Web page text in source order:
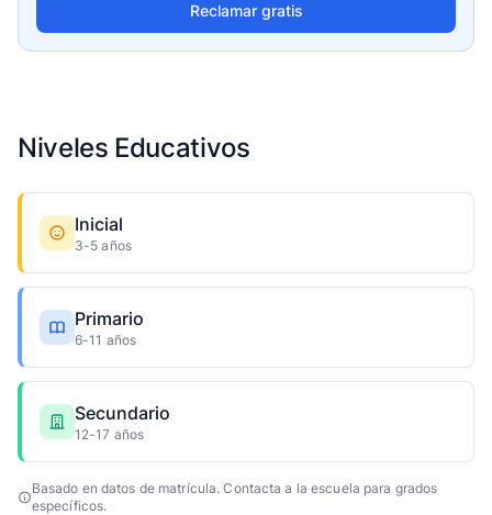
Reclamar gratis
Niveles Educativos
Inicial
3-5 años
Primario
6-11 años
Secundario
12-17 años
Basado en datos de matrícula. Contacta a la escuela para grados
específicos.